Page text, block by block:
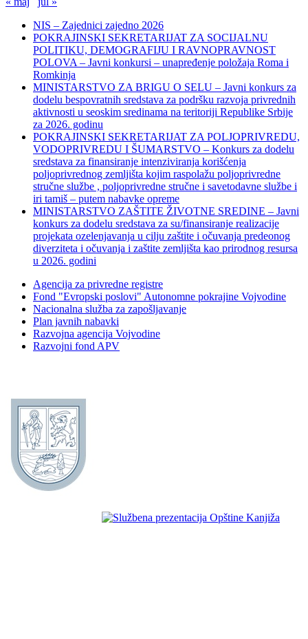
NIS – Zajednici zajedno 2026
POKRAJINSKI SEKRETARIJAT ZA SOCIJALNU
POLITIKU, DEMOGRAFIJU I RAVNOPRAVNOST
POLOVA – Javni konkursi – unapređenje položaja Roma i
Romkinja
MINISTARSTVO ZA BRIGU O SELU – Javni konkurs za
dodelu bespovratnih sredstava za podršku razvoja privrednih
aktivnosti u seoskim sredinama na teritoriji Republike Srbije
za 2026. godinu
POKRAJINSKI SEKRETARIJAT ZA POLJOPRIVREDU,
VODOPRIVREDU I ŠUMARSTVO – Konkurs za dodelu
sredstava za finansiranje intenziviranja korišćenja
poljoprivrednog zemljišta kojim raspolažu poljoprivredne
stručne službe , poljoprivredne stručne i savetodavne službe i
iri tamiš ‒ putem nabavke opreme
MINISTARSTVO ZAŠTITE ŽIVOTNE SREDINE – Javni
konkurs za dodelu sredstava za su/finansiranje realizacije
projekata ozelenjavanja u cilju zaštite i očuvanja predeonog
diverziteta i očuvanja i zaštite zemljišta kao prirodnog resursa
u 2026. godini
Agencija za privredne registre
Fond "Evropski poslovi" Autonomne pokrajine Vojvodine
Nacionalna služba za zapošljavanje
Plan javnih nabavki
Razvojna agencija Vojvodine
Razvojni fond APV